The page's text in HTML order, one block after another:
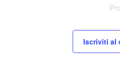
Iscriviti al